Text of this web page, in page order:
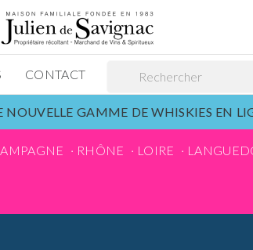
CONTACT
GAMME DE WHISKIES EN
RHÔNE LOIRE